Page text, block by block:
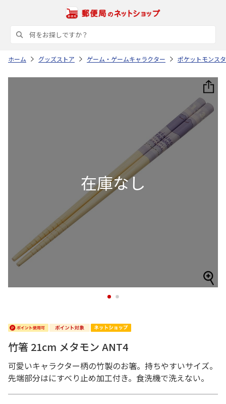
ホーム グッズストア ゲーム・ゲームキャラクター ポケットモンス
1 2
竹箸 21cm メタモン ANT4
可愛いキャラクター柄の竹製のお箸。持ちやすいサイズ。
先端部分はにすべり止め加工付き。食洗機で洗えない。